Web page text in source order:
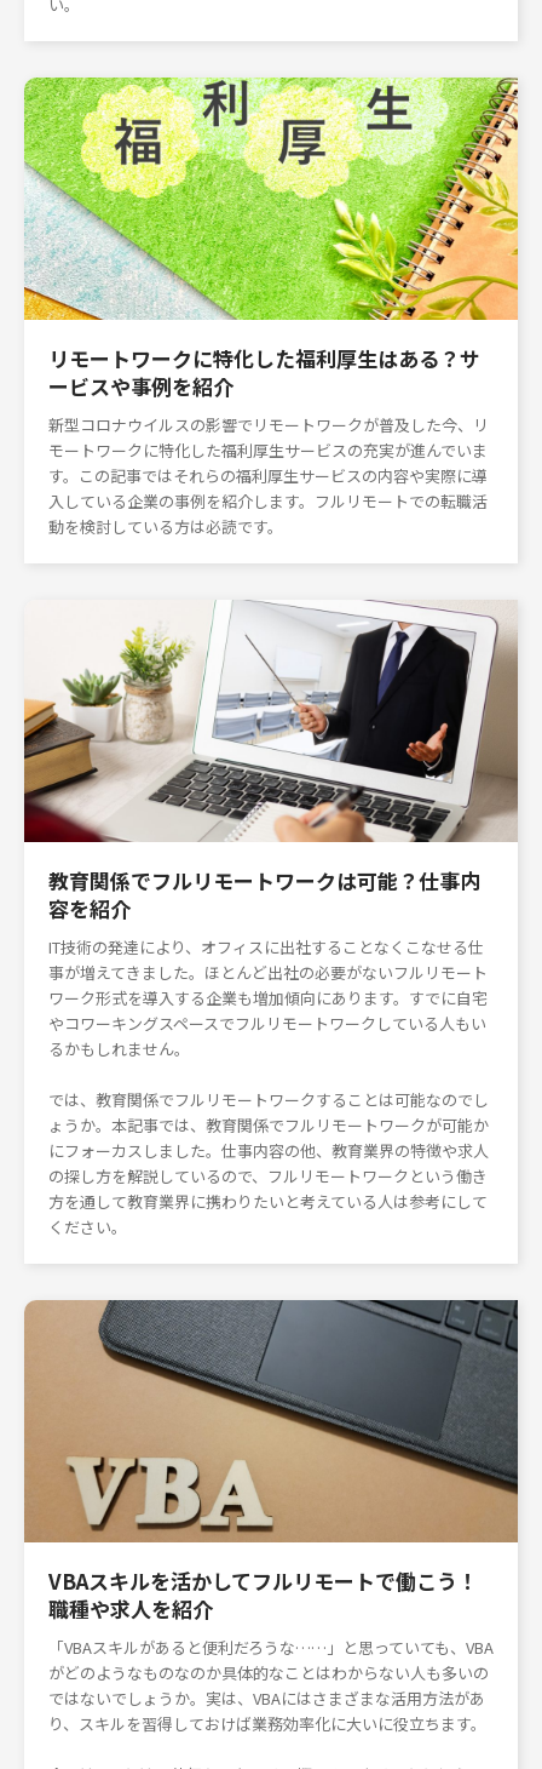
リモートワークに特化した福利厚生はある？サ
ービスや事例を紹介
新型コロナウイルスの影響でリモートワークが普及した今、リ
モートワークに特化した福利厚生サービスの充実が進んでいま
す。この記事ではそれらの福利厚生サービスの内容や実際に導
入している企業の事例を紹介します。フルリモートでの転職活
動を検討している方は必読です。
教育関係でフルリモートワークは可能？仕事内
容を紹介
IT技術の発達により、オフィスに出社することなくこなせる仕
事が増えてきました。ほとんど出社の必要がないフルリモート
ワーク形式を導入する企業も増加傾向にあります。すでに自宅
やコワーキングスペースでフルリモートワークしている人もい
るかもしれません。
では、教育関係でフルリモートワークすることは可能なのでし
ょうか。本記事では、教育関係でフルリモートワークが可能か
にフォーカスしました。仕事内容の他、教育業界の特徴や求人
の探し方を解説しているので、フルリモートワークという働き
方を通して教育業界に携わりたいと考えている人は参考にして
ください。
VBAスキルを活かしてフルリモートで働こう！
職種や求人を紹介
「VBAスキルがあると便利だろうな……」と思っていても、VBA
がどのようなものなのか具体的なことはわからない人も多いの
ではないでしょうか。実は、VBAにはさまざまな活用方法があ
り、スキルを習得しておけば業務効率化に大いに役立ちます。